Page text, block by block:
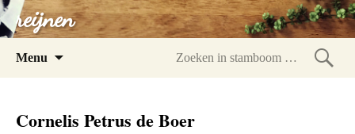
reijnen
Menu
Cornelis Petrus de Boer